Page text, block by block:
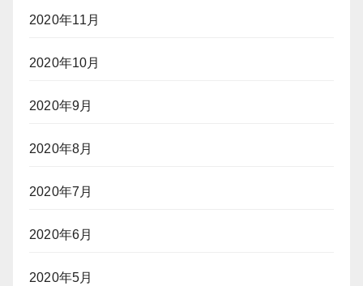
2020年11月
2020年10月
2020年9月
2020年8月
2020年7月
2020年6月
2020年5月